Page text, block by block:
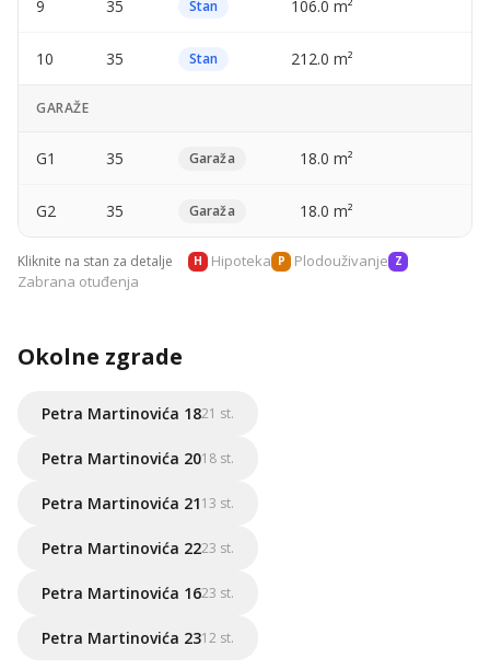
9 35 Stan 106.0 m²
10 35 Stan 212.0 m²
GARAŽE
G1 35 Garaža 18.0 m²
G2 35 Garaža 18.0 m²
Kliknite na stan za detalje H Hipoteka P Plodouživanje Z
Zabrana otuđenja
Okolne zgrade
Petra Martinovića 1821 st.
Petra Martinovića 2018 st.
Petra Martinovića 2113 st.
Petra Martinovića 2223 st.
Petra Martinovića 1623 st.
Petra Martinovića 2312 st.